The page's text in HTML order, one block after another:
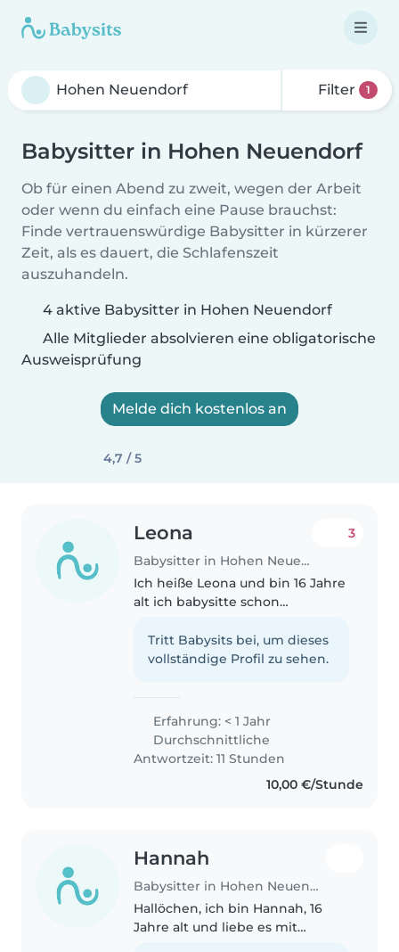
Filter 1
Babysitter in Hohen Neuendorf
Ob für einen Abend zu zweit, wegen der Arbeit
oder wenn du einfach eine Pause brauchst:
Finde vertrauenswürdige Babysitter in kürzerer
Zeit, als es dauert, die Schlafenszeit
auszuhandeln.
4 aktive Babysitter in Hohen Neuendorf
Alle Mitglieder absolvieren eine obligatorische
Ausweisprüfung
Melde dich kostenlos an
4,7 / 5
Leona
Babysitter in Hohen Neuendorf
3
Ich heiße Leona und bin 16 Jahre
alt ich babysitte schon
ich 14 bin in meiner Familie. Ich
möchte später Erzieherin
Tritt Babysits bei, um dieses
vollständige Profil zu sehen.
Erfahrung: < 1 Jahr
Durchschnittliche
Antwortzeit: 11 Stunden
10,00 €/Stunde
Hannah
Babysitter in Hohen Neuendorf
Hallöchen, ich bin Hannah, 16
Jahre alt und liebe es mit